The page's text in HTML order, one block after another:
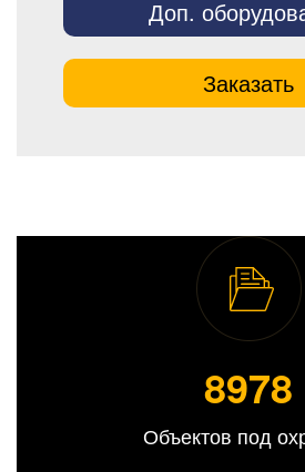
Доп.
Заказать
8989
Объектов под